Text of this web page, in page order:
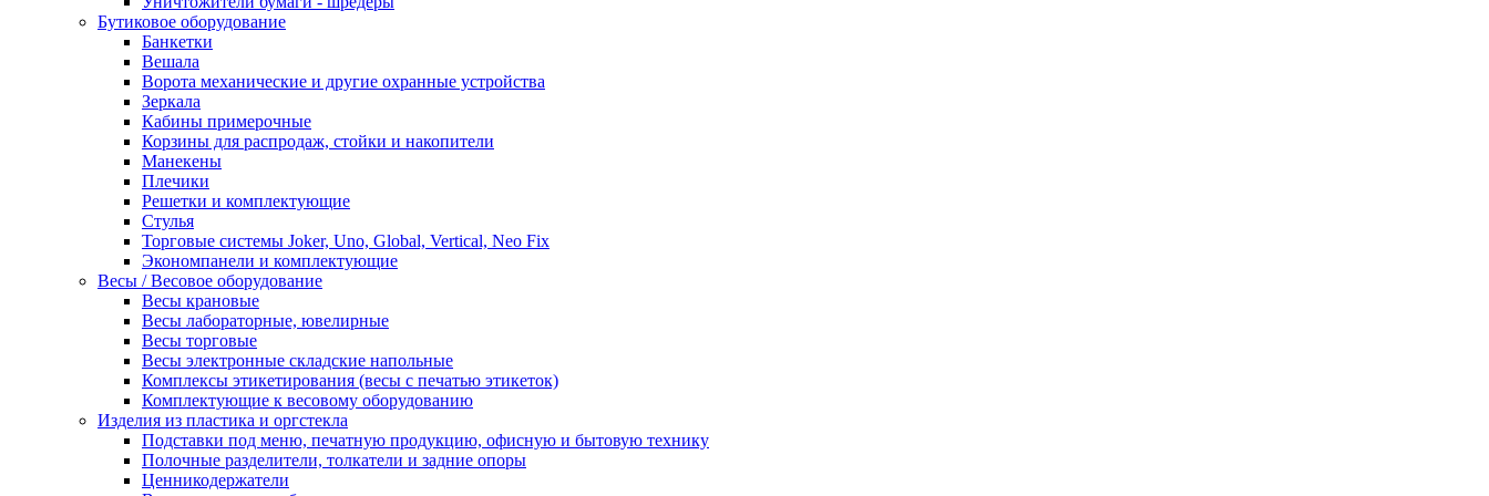
Бутиковое оборудование
Банкетки
Вешала
Ворота механические и другие охранные устройства
Зеркала
Кабины примерочные
Корзины для распродаж, стойки и накопители
Манекены
Плечики
Решетки и комплектующие
Стулья
Торговые системы Joker, Uno, Global, Vertical, Neo Fix
Экономпанели и комплектующие
Весы / Весовое оборудование
Весы крановые
Весы лабораторные, ювелирные
Весы торговые
Весы электронные складские напольные
Комплексы этикетирования (весы с печатью этикеток)
Комплектующие к весовому оборудованию
Изделия из пластика и оргстекла
Подставки под меню, печатную продукцию, офисную и бытовую технику
Полочные разделители, толкатели и задние опоры
Ценникодержатели